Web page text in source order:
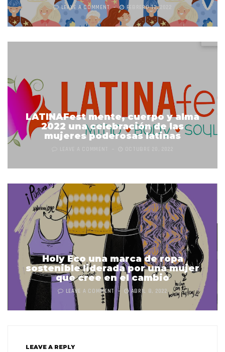
LEAVE A COMMENT FEBRERO 12, 2022
LATINAFest mente, cuerpo y alma
2022 una celebración de las
mujeres poderosas latinas
Holy Eco una marca de ropa
sostenible liderada por una mujer
que cree en el cambio
LEAVE A COMMENT ABRIL 8, 2022
LEAVE A REPLY